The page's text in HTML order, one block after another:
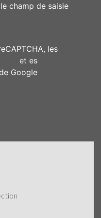
champ de saisie
les
et es
de Google